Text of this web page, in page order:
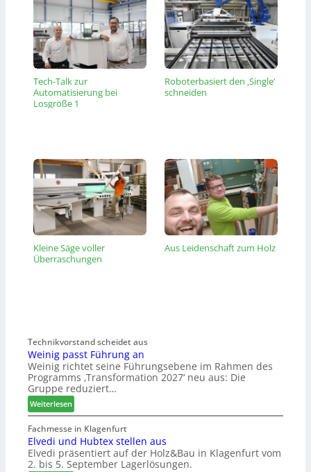
Tech-Talk zur
Automatisierung bei
Losgröße 1
Roboterbasiert den ‚Single‘
schneiden
Kleine Säge voller
Überraschungen
Aus Leidenschaft zum Holz
Technikvorstand scheidet aus
Weinig passt Führung an
Weinig richtet seine Führungsebene im Rahmen des
Programms ‚Transformation 2027‘ neu aus: Die
Gruppe reduziert…
Weiterlesen:
W
e
i
n
i
Fachmesse in Klagenfurt
Elvedi und Hubtex stellen aus
Elvedi präsentiert auf der Holz&Bau in Klagenfurt vom
2. bis 5. September Lagerlösungen.